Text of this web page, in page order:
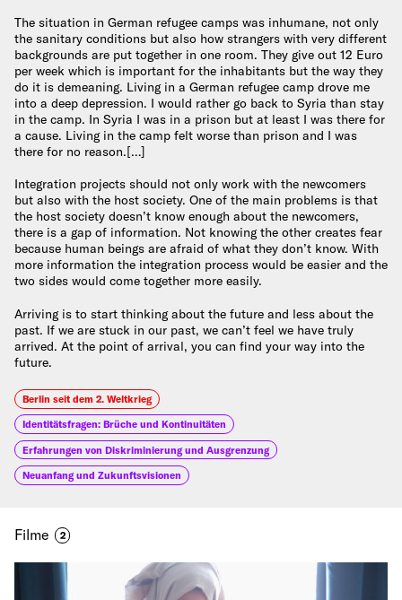
The situation in German refugee camps was inhumane, not only
the sanitary conditions but also how strangers with very different
backgrounds are put together in one room. They give out 12 Euro
per week which is important for the inhabitants but the way they
do it is demeaning. Living in a German refugee camp drove me
into a deep depression. I would rather go back to Syria than stay
in the camp. In Syria I was in a prison but at least I was there for
a cause. Living in the camp felt worse than prison and I was
there for no reason.[…]
Integration projects should not only work with the newcomers
but also with the host society. One of the main problems is that
the host society doesn’t know enough about the newcomers,
there is a gap of information. Not knowing the other creates fear
because human beings are afraid of what they don’t know. With
more information the integration process would be easier and the
two sides would come together more easily.
Arriving is to start thinking about the future and less about the
past. If we are stuck in our past, we can’t feel we have truly
arrived. At the point of arrival, you can find your way into the
future.
Berlin seit dem 2. Weltkrieg
Identitätsfragen: Brüche und Kontinuitäten
Erfahrungen von Diskriminierung und Ausgrenzung
Neuanfang und Zukunftsvisionen
Filme 2